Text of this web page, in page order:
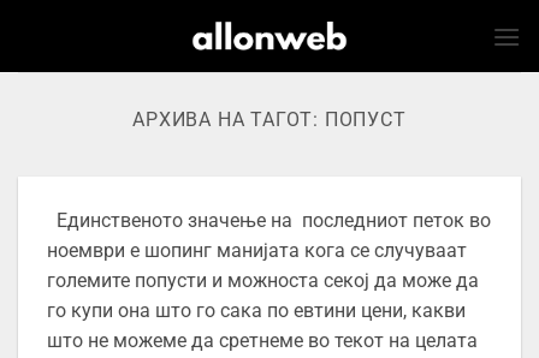
content
АРХИВА НА ТАГОТ: ПОПУСТ
Единственото значење на последниот петок во
ноември е шопинг манијата кога се случуваат
големите попусти и можноста секој да може да
го купи она што го сака по евтини цени, какви
што не можеме да сретнеме во текот на целата